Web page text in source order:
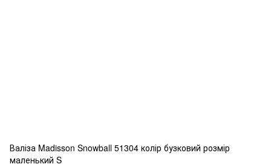
Валіза Madisson Snowball 51304 колір бузковий розмір
маленький S